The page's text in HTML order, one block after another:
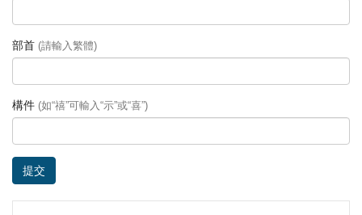
部首 (請輸入繁體)
構件 (如“禧”可輸入“示”或“喜”)
提交